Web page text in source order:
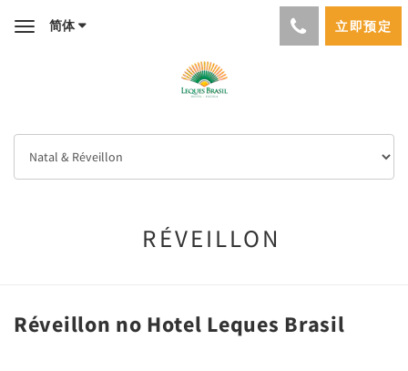
Toggle简体 立即预定
RÉVEILLON
Réveillon no Hotel Leques Brasil